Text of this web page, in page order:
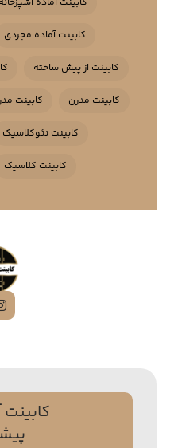
کابینت آماده مجردی
کابینت از پیش ساخته
کابینت مدرن کابینت
کابینت نئوکلاسیک
کابینت کلاسیک
کابینت